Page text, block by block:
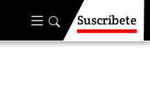
Suscríbete